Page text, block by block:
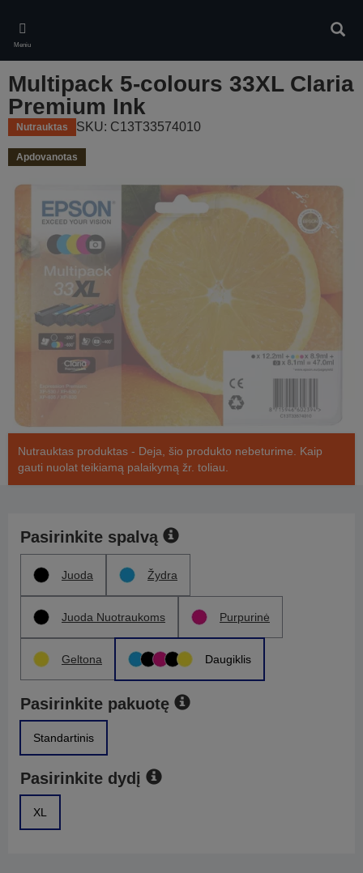
main
content
Meniu
Multipack 5-colours 33XL Claria
Premium Ink
Nutrauktas SKU: C13T33574010
Apdovanotas
Nutrauktas produktas - Deja, šio produkto nebeturime. Kaip
gauti nuolat teikiamą palaikymą žr. toliau.
Pasirinkite spalvą
Juoda Žydra
Juoda Nuotraukoms Purpurinė
Geltona Daugiklis
Pasirinkite pakuotę
Standartinis
Pasirinkite dydį
XL